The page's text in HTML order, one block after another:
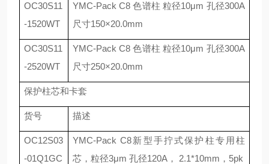
OC30S11
-1520WT
YMC-Pack C8色谱柱 粒径10μm 孔径300A
尺寸150×20.0mm
OC30S11
-2520WT
YMC-Pack C8色谱柱 粒径10μm 孔径300A
尺寸250×20.0mm
保护柱芯和卡套
货号 描述
OC12S03
-01Q1GC
YMC-Pack C8新型手拧式保护柱专用柱
芯，粒径3μm 孔径120A ， 2.1*10mm ， 5pk